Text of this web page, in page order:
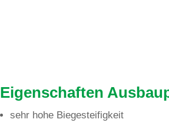
Eigen­schaften
sehr hohe Biegesteifigkeit